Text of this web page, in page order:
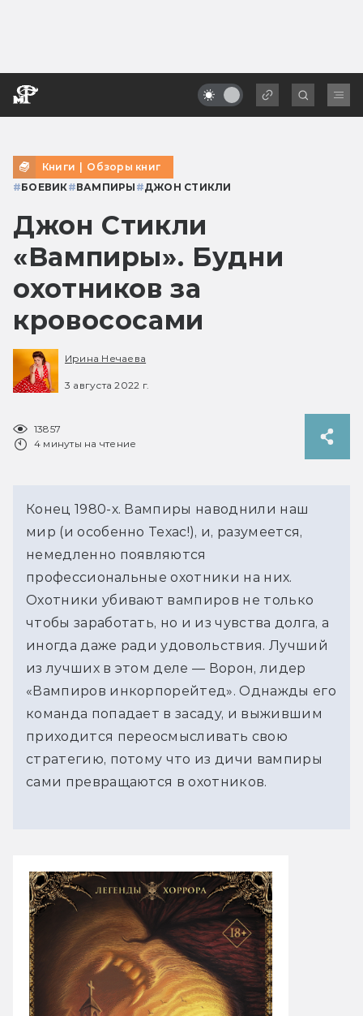
Книги | Обзоры книг
#БОЕВИК#ВАМПИРЫ #ДЖОН СТИКЛИ
Джон Стикли
«Вампиры». Будни
охотников за
кровососами
Ирина Нечаева
3 августа 2022 г.
13857
4 минуты на чтение
Конец 1980-х. Вампиры наводнили наш
мир (и особенно Техас!), и, разумеется,
немедленно появляются
профессиональные охотники на них.
Охотники убивают вампиров не только
чтобы заработать, но и из чувства долга, а
иногда даже ради удовольствия. Лучший
из лучших в этом деле — Ворон, лидер
«Вампиров инкорпорейтед». Однажды его
команда попадает в засаду, и выжившим
приходится переосмысливать свою
стратегию, потому что из дичи вампиры
сами превращаются в охотников.